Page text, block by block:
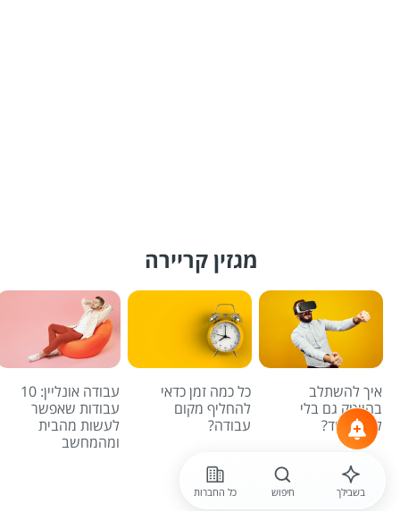
מגזין קריירה
איך להשתלב
בהייטק גם בלי
לדעת קוד?
כל כמה זמן כדאי
להחליף מקום
עבודה?
עבודה אונליין: 10
עבודות שאפשר
לעשות מהבית
ומהמחשב
לכל הכתבות
בשבילך חיפוש כל החברות